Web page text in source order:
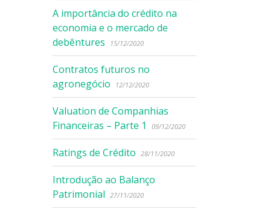
A importância do crédito na
economia e o mercado de
debêntures
15/12/2020
Contratos futuros no
agronegócio
12/12/2020
Valuation de Companhias
Financeiras – Parte 1
09/12/2020
Ratings de Crédito 28/11/2020
Introdução ao Balanço
Patrimonial
27/11/2020